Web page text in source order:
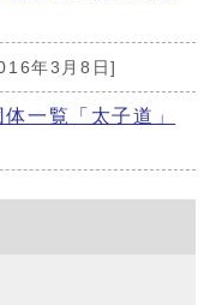
年3月8日]
一覧「太子道」